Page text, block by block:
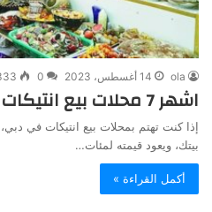
ola 14 أغسطس، 2023 0
اشهر 7 محلات بيع انتيكات في دبي
إذا كنت تهتم بمحلات بيع انتيكات في
بيتك، ويعود قيمته لمئات…
أكمل القراءة »